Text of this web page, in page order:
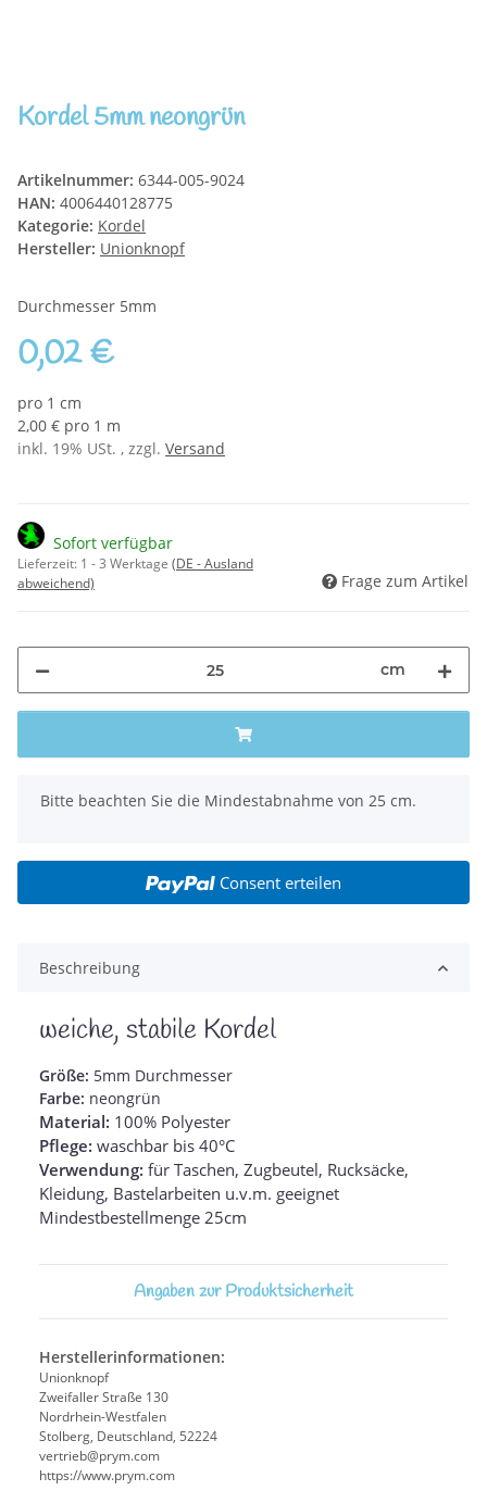
Kordel 5mm neongrün
Artikelnummer: 6344-005-9024
HAN: 4006440128775
Kategorie: Kordel
Hersteller: Unionknopf
Durchmesser 5mm
0,02 €
pro 1 cm
2,00 € pro 1 m
inkl. 19% USt. , zzgl. Versand
Sofort verfügbar
Lieferzeit: 1 - 3 Werktage (DE - Ausland
abweichend)
Frage zum Artikel
cm
x
Bitte beachten Sie die Mindestabnahme von 25 cm.
Consent erteilen
Beschreibung
weiche, stabile Kordel
Größe: 5mm Durchmesser
Farbe: neongrün
Material: 100% Polyester
Pflege: waschbar bis 40°C
Verwendung: für Taschen, Zugbeutel, Rucksäcke,
Kleidung, Bastelarbeiten u.v.m. geeignet
Mindestbestellmenge 25cm
Angaben zur Produktsicherheit
Herstellerinformationen:
Unionknopf
Zweifaller Straße 130
Nordrhein-Westfalen
Stolberg, Deutschland, 52224
vertrieb@prym.com
https://www.prym.com